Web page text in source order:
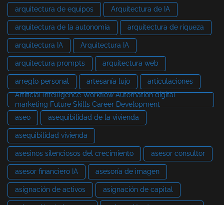
arquitectura de equipos Arquitectura de IA
arquitectura de la autonomía arquitectura de riqueza
arquitectura IA Arquitectura IA
arquitectura prompts arquitectura web
arreglo personal artesanía lujo
articulaciones
Artificial Intelligence Workflow Automation digital
marketing Future Skills Career Development
aseo
asequibilidad de la vivienda
asequibilidad vivienda
asesinos silenciosos del crecimiento asesor consultor
asesor financiero IA asesoría de imagen
asignación de activos asignación de capital